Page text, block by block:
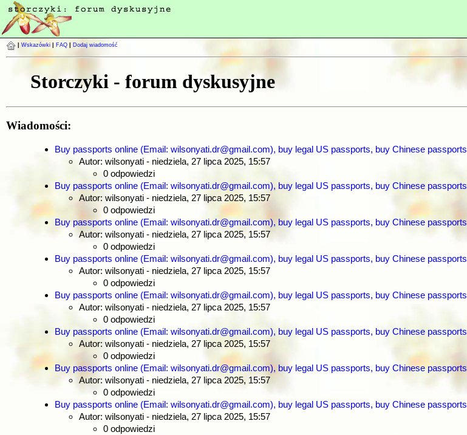
Wskazówki FAQ Dodaj wiadomość
Storczyki - forum dyskusyjne
Wiadomości:
Buy passports online (Email: wilsonyati.dr@gmail.com), buy legal US passports, buy Chinese passports
Autor: wilsonyati - niedziela, 27 lipca 2025, 15:57
0 odpowiedzi
Buy passports online (Email: wilsonyati.dr@gmail.com), buy legal US passports, buy Chinese passports
Autor: wilsonyati - niedziela, 27 lipca 2025, 15:57
0 odpowiedzi
Buy passports online (Email: wilsonyati.dr@gmail.com), buy legal US passports, buy Chinese passports
Autor: wilsonyati - niedziela, 27 lipca 2025, 15:57
0 odpowiedzi
Buy passports online (Email: wilsonyati.dr@gmail.com), buy legal US passports, buy Chinese passports
Autor: wilsonyati - niedziela, 27 lipca 2025, 15:57
0 odpowiedzi
Buy passports online (Email: wilsonyati.dr@gmail.com), buy legal US passports, buy Chinese passports
Autor: wilsonyati - niedziela, 27 lipca 2025, 15:57
0 odpowiedzi
Buy passports online (Email: wilsonyati.dr@gmail.com), buy legal US passports, buy Chinese passports
Autor: wilsonyati - niedziela, 27 lipca 2025, 15:57
0 odpowiedzi
Buy passports online (Email: wilsonyati.dr@gmail.com), buy legal US passports, buy Chinese passports
Autor: wilsonyati - niedziela, 27 lipca 2025, 15:57
0 odpowiedzi
Buy passports online (Email: wilsonyati.dr@gmail.com), buy legal US passports, buy Chinese passports
Autor: wilsonyati - niedziela, 27 lipca 2025, 15:57
0 odpowiedzi